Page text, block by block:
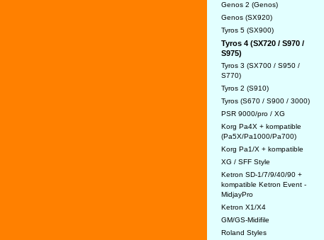
Genos 2 (Genos)
Genos (SX920)
Tyros 5 (SX900)
Tyros 4 (SX720 / S970 /
S975)
Tyros 3 (SX700 / S950 /
S770)
Tyros 2 (S910)
Tyros (S670 / S900 / 3000)
PSR 9000/pro / XG
Korg Pa4X + kompatible
(Pa5X/Pa1000/Pa700)
Korg Pa1/X + kompatible
XG / SFF Style
Ketron SD-1/7/9/40/90 +
kompatible Ketron Event -
MidjayPro
Ketron X1/X4
GM/GS-Midifile
Roland Styles